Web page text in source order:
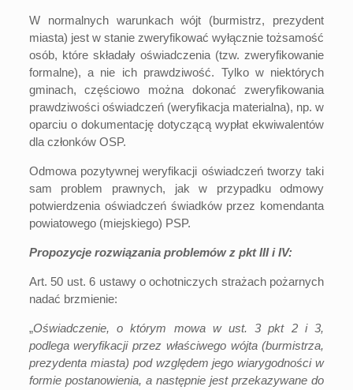
W normalnych warunkach wójt (burmistrz, prezydent
miasta) jest w stanie zweryfikować wyłącznie tożsamość
osób, które składały oświadczenia (tzw. zweryfikowanie
formalne), a nie ich prawdziwość. Tylko w niektórych
gminach, częściowo można dokonać zweryfikowania
prawdziwości oświadczeń (weryfikacja materialna), np. w
oparciu o dokumentację dotyczącą wypłat ekwiwalentów
dla członków OSP.
Odmowa pozytywnej weryfikacji oświadczeń tworzy taki
sam problem prawnych, jak w przypadku odmowy
potwierdzenia oświadczeń świadków przez komendanta
powiatowego (miejskiego) PSP.
Propozycje rozwiązania problemów z pkt III i IV:
Art. 50 ust. 6 ustawy o ochotniczych strażach pożarnych
nadać brzmienie:
„Oświadczenie, o którym mowa w ust. 3 pkt 2 i 3,
podlega weryfikacji przez właściwego wójta (burmistrza,
prezydenta miasta) pod względem jego wiarygodności w
formie postanowienia, a następnie jest przekazywane do